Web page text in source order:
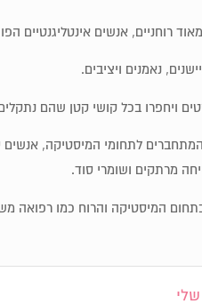
נאמנים ויציבים.
ויחפרו בכל קושי קטן שהם
המתחברים לתחומי המיסטיקה,
מרתקים ושומרי סוד.
המיסטיקה והרוח כמו רפואה